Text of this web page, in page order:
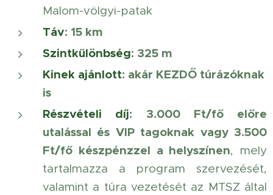
Malom-völgyi-patak
Táv: 15 km
Szintkülönbség: 325 m
Kinek ajánlott: akár KEZDŐ túrázóknak
is
Részvételi díj: 3.000 Ft/fő előre
utalással és VIP tagoknak vagy 3.500
Ft/fő készpénzzel a helyszínen, mely
tartalmazza a program szervezését,
valamint a túra vezetését az MTSZ által